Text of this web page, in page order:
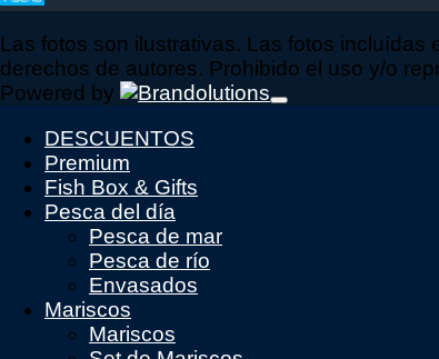
Las fotos son ilustrativas. Las fotos incluídas
derechos de autores. Prohibido el uso y/o
Powered by
DESCUENTOS
Premium
Fish Box & Gifts
Pesca del día
Pesca de mar
Pesca de río
Envasados
Mariscos
Mariscos